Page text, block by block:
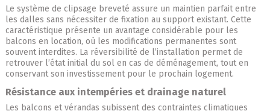
Le système de clipsage breveté assure un maintien parfait entre
les dalles sans nécessiter de fixation au support existant. Cette
caractéristique présente un avantage considérable pour les
balcons en location, où les modifications permanentes sont
souvent interdites. La réversibilité de l’installation permet de
retrouver l’état initial du sol en cas de déménagement, tout en
conservant son investissement pour le prochain logement.
Résistance aux intempéries et drainage naturel
Les balcons et vérandas subissent des contraintes climatiques